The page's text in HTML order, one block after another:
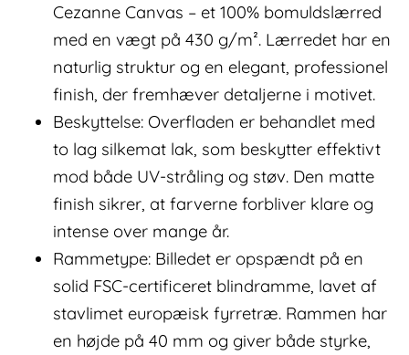
Cezanne Canvas – et 100% bomuldslærred
med en vægt på 430 g/m². Lærredet har en
naturlig struktur og en elegant, professionel
finish, der fremhæver detaljerne i motivet.
Beskyttelse: Overfladen er behandlet med
to lag silkemat lak, som beskytter effektivt
mod både UV-stråling og støv. Den matte
finish sikrer, at farverne forbliver klare og
intense over mange år.
Rammetype: Billedet er opspændt på en
solid FSC-certificeret blindramme, lavet af
stavlimet europæisk fyrretræ. Rammen har
en højde på 40 mm og giver både styrke,